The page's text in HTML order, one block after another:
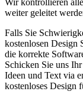
Wir kontrollieren
weiter geleitet
Falls Sie
kostenlosen Design
die korrekte
Schicken Sie uns
Ideen und Text via
kostenloses Design